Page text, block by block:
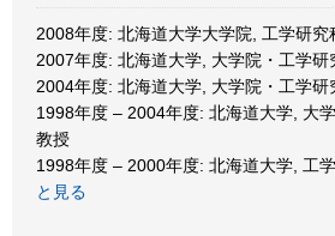
2008年度: 北海道大学大学院, 工学研究
2007年度: 北海道大学, 大学院・工学研
2004年度: 北海道大学, 大学院・工学研
1998年度 – 2004年度: 北海道大学, 大
教授
1998年度 – 2000年度: 北海道大学, 工
と見る